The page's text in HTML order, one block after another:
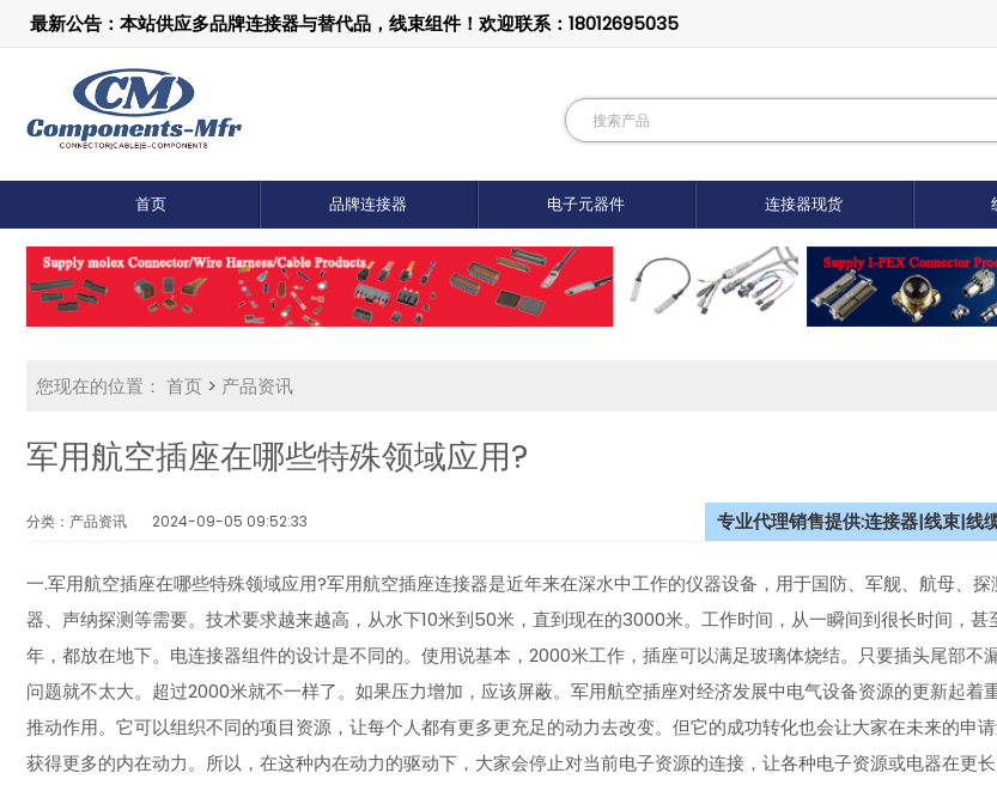
最新公告：本站供应多品牌连接器与替代品，线束组件！欢迎联系：18012695035
首页 品牌连接器 电子元器件 连接器现货
您现在的位置： 首页 > 产品资讯
军用航空插座在哪些特殊领域应用?
分类：产品资讯 2024-09-05 09:52:33 专业代理销售提供:连接器|线束|线
一.军用航空插座在哪些特殊领域应用?军用航空插座连接器是近年来在深水中工作的仪器设备，用于国防、军舰、航母、探
器、声纳探测等需要。技术要求越来越高，从水下10米到50米，直到现在的3000米。工作时间，从一瞬间到很长时间，甚
年，都放在地下。电连接器组件的设计是不同的。使用说基本，2000米工作，插座可以满足玻璃体烧结。只要插头尾部不
问题就不太大。超过2000米就不一样了。如果压力增加，应该屏蔽。军用航空插座对经济发展中电气设备资源的更新起着
推动作用。它可以组织不同的项目资源，让每个人都有更多更充足的动力去改变。但它的成功转化也会让大家在未来的申
获得更多的内在动力。所以，在这种内在动力的驱动下，大家会停止对当前电子资源的连接，让各种电子资源或电器在更